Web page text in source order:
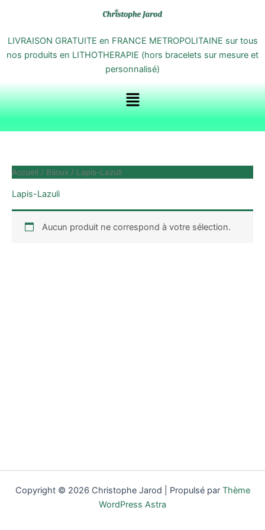
contenu
LIVRAISON GRATUITE en FRANCE METROPOLITAINE sur tous
nos produits en LITHOTHERAPIE (hors bracelets sur mesure et
personnalisé)
Menu
Accueil / Bijoux / Lapis-Lazuli
Lapis-Lazuli
Aucun produit ne correspond à votre sélection.
Copyright © 2026 Christophe Jarod | Propulsé par Thème
WordPress Astra